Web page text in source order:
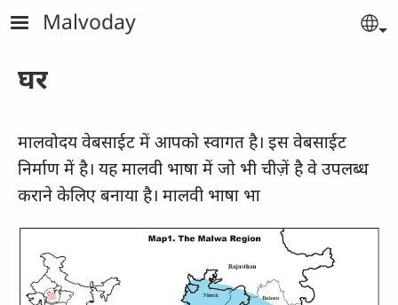
Skip to main content
Malvoday
घर
मालवोदय वेबसाईट में आपको स्वागत है। इस वेबसाईट
निर्माण में है। यह मालवी भाषा में जो भी चीज़ें है वे उपलब्ध
कराने केलिए बनाया है। मालवी भाषा भा